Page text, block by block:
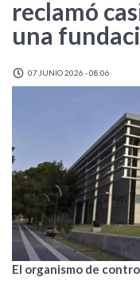
reclamó
una
07 JUNIO 2026 - 08:06
El organismo de